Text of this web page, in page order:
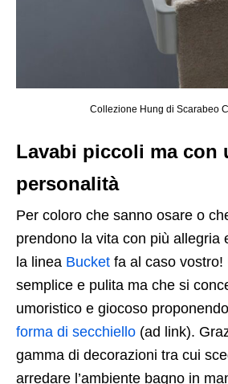
Collezione Hung di Scarabeo
Lavabi piccoli ma con
personalità
Per coloro che sanno osare o
prendono la vita con più allegria
la linea Bucket fa al caso
semplice e pulita ma che si
umoristico e giocoso
forma di secchiello (ad link).
gamma di decorazioni tra cui
arredare l’ambiente bagno in